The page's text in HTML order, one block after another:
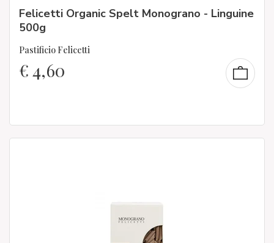
Felicetti Organic Spelt Monograno - Linguine
500g
Pastificio Felicetti
€4,60